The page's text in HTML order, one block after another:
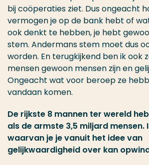
bij coöperaties ziet. Dus ongeacht
vermogen je op de bank hebt of
ook denkt te hebben, je hebt
stem. Andermans stem moet dus
worden. En terugkijkend ben ik ook
mensen gewoon mensen zijn en
Ongeacht wat voor beroep ze
vandaan komen.
De rijkste 8 mannen ter wereld
als de armste 3,5 miljard mensen.
waarvan je je vanuit het idee van
gelijkwaardigheid over kan